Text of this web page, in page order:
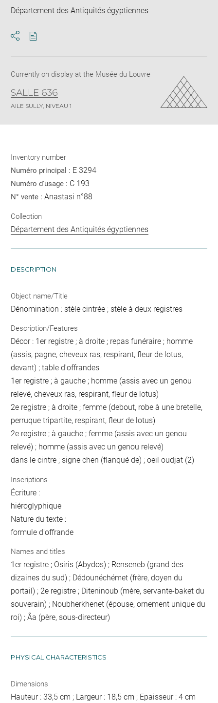
Département des Antiquités égyptiennes
Currently on display at the Musée du Louvre
SALLE 636
AILE SULLY, NIVEAU 1
Inventory number
Numéro principal : E 3294
Numéro d'usage : C 193
N° vente :Anastasi n°88
Collection
Département des Antiquités égyptiennes
DESCRIPTION
Object name/Title
Dénomination : stèle cintrée ; stèle à deux registres
Description/Features
Décor : 1er registre ; à droite ; repas funéraire ; homme
(assis, pagne, cheveux ras, respirant, fleur de lotus,
devant) ; table d'offrandes
1er registre ; à gauche ; homme (assis avec un genou
relevé, cheveux ras, respirant, fleur de lotus)
2e registre ; à droite ; femme (debout, robe à une bretelle,
perruque tripartite, respirant, fleur de lotus)
2e registre ; à gauche ; femme (assis avec un genou
relevé) ; homme (assis avec un genou relevé)
dans le cintre ; signe chen (flanqué de) ; oeil oudjat (2)
Inscriptions
Écriture :
hiéroglyphique
Nature du texte :
formule d'offrande
Names and titles
1er registre ; Osiris (Abydos) ; Renseneb (grand des
dizaines du sud) ; Dédounéchémet (frère, doyen du
portail) ; 2e registre ; Diteninoub (mère, servante-baket du
souverain) ; Noubherkhenet (épouse, ornement unique du
roi) ; Âa (père, sous-directeur)
PHYSICAL CHARACTERISTICS
Dimensions
Hauteur : 33,5 cm ; Largeur : 18,5 cm ; Epaisseur : 4 cm